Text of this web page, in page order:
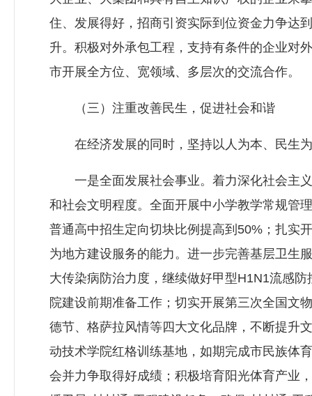
住、发展得好，招商引资实际到位资金力争达
升。积极对外承包工程，支持有条件的企业对
市开展全方位、宽领域、多层次的交流合作。
（三）注重改善民生，促进社会和谐
在经济发展的同时，坚持以人为本、民生为
一是全面发展社会事业。着力深化社会主义
和社会文明程度。全面开展中小学教学常规管
普通高中招生定向切块比例提高到50%；扎实
为地方建设服务的能力。进一步完善基层卫生
大传染病防治力度，继续做好甲型H1N1流感
院建设前期准备工作；切实开展第三次全国文
德节、格萨拉风情等四大文化品牌，不断提升
动技术学院红格训练基地，如期完成市民族体
会并力争取得好成绩；积极培育阳光体育产业